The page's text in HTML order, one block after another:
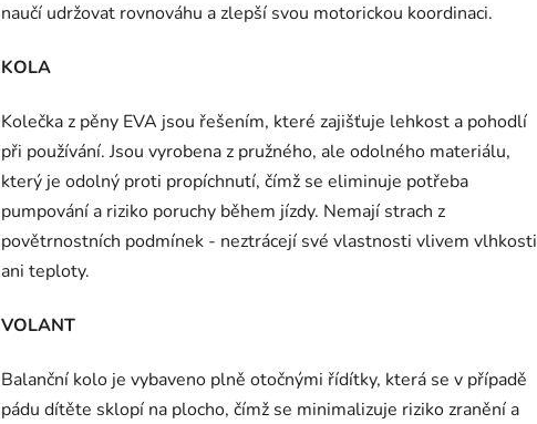
naučí udržovat rovnováhu a zlepší svou motorickou koordinaci.
KOLA
Kolečka z pěny EVA jsou řešením, které zajišťuje lehkost a pohodlí
při používání. Jsou vyrobena z pružného, ale odolného materiálu,
který je odolný proti propíchnutí, čímž se eliminuje potřeba
pumpování a riziko poruchy během jízdy. Nemají strach z
povětrnostních podmínek - neztrácejí své vlastnosti vlivem vlhkosti
ani teploty.
VOLANT
Balanční kolo je vybaveno plně otočnými řídítky, která se v případě
pádu dítěte sklopí na plocho, čímž se minimalizuje riziko zranění a